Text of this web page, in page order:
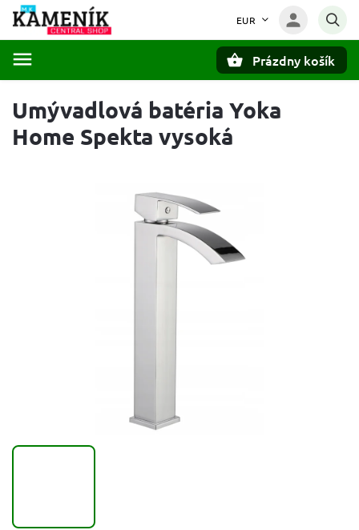
EUR
Prázdny košík
Umývadlová batéria Yoka
Home Spekta vysoká